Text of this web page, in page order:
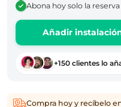
Abona hoy solo la
Añadir
+150 clientes lo
Compra hoy y recíbelo